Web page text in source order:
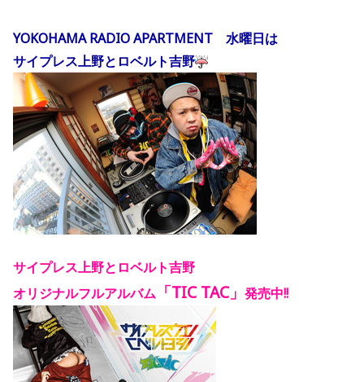
YOKOHAMA RADIO APARTMENT 水曜日は
サイプレス上野とロベルト吉野
サイプレス上野とロベルト吉野
オリジナルフルアルバム 「TIC TAC」 発売中!!